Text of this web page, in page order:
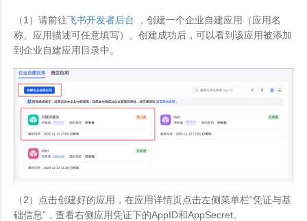
（1）请前往飞书开发者后台 ，创建一个企业自建应用（应用名
称、应用描述可任意填写）。创建成功后，可以看到该应用被添加
到企业自建应用目录中。
（2）点击创建好的应用，在应用详情页点击左侧菜单栏“凭证与基
础信息”，查看右侧应用凭证下的AppID和AppSecret。